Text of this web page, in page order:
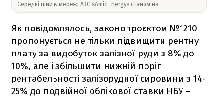
Середні ціни в мережі АЗС «Amic Energy» станом на
Як повідомлялось, законопроєктом №1210
пропонується не тільки підвищити рентну
плату за видобуток залізної руди з 8% до
10%, але і збільшити нижній поріг
рентабельності залізорудної сировини з 14-
25% до подвійної облікової ставки НБУ –